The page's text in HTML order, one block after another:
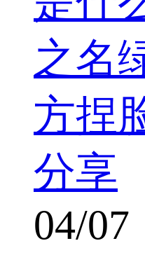
之名
方捏
分享
04/07